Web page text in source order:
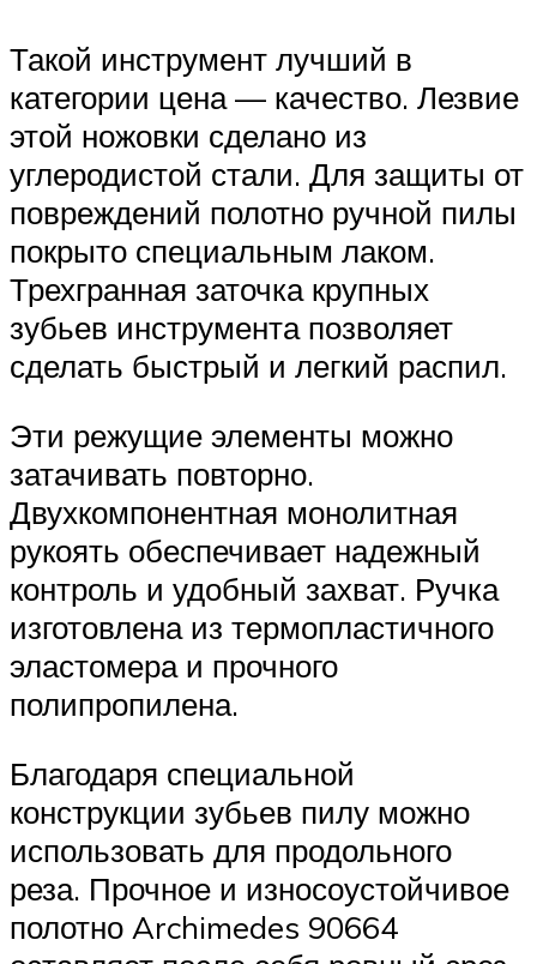
Такой инструмент лучший в
категории цена — качество. Лезвие
этой ножовки сделано из
углеродистой стали. Для защиты от
повреждений полотно ручной пилы
покрыто специальным лаком.
Трехгранная заточка крупных
зубьев инструмента позволяет
сделать быстрый и легкий распил.
Эти режущие элементы можно
затачивать повторно.
Двухкомпонентная монолитная
рукоять обеспечивает надежный
контроль и удобный захват. Ручка
изготовлена из термопластичного
эластомера и прочного
полипропилена.
Благодаря специальной
конструкции зубьев пилу можно
использовать для продольного
реза. Прочное и износоустойчивое
полотно Archimedes 90664